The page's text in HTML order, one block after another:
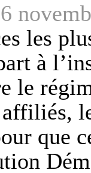
les
à
le
que